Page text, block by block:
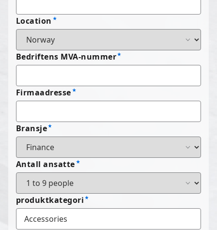
Location
Bedriftens MVA-nummer
Firmaadresse
Bransje
Antall ansatte
produktkategori